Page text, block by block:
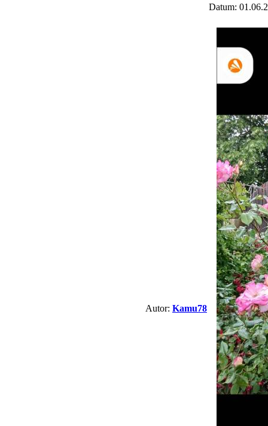
Autor: Kamu78
Datum: